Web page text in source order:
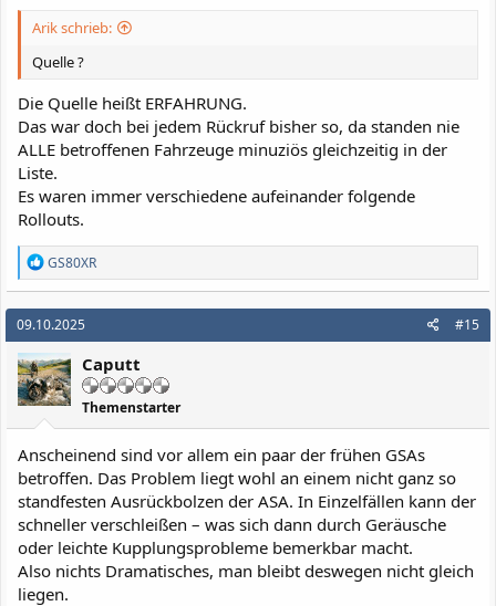
Arik schrieb:
Quelle ?
Die Quelle heißt ERFAHRUNG.
Das war doch bei jedem Rückruf bisher so, da standen nie
ALLE betroffenen Fahrzeuge minuziös gleichzeitig in der
Liste.
Es waren immer verschiedene aufeinander folgende
Rollouts.
R
e
a
k
t
i
o
n
e
n
GS80XR
09.10.2025 #15
Caputt
Themenstarter
Anscheinend sind vor allem ein paar der frühen GSAs
betroffen. Das Problem liegt wohl an einem nicht ganz so
standfesten Ausrückbolzen der ASA. In Einzelfällen kann der
schneller verschleißen – was sich dann durch Geräusche
oder leichte Kupplungsprobleme bemerkbar macht.
Also nichts Dramatisches, man bleibt deswegen nicht gleich
liegen.